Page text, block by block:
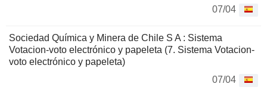
07/04
Sociedad Química y Minera de Chile S A : Sistema
Votacion-voto electrónico y papeleta (7. Sistema Votacion-
voto electrónico y papeleta)
07/04